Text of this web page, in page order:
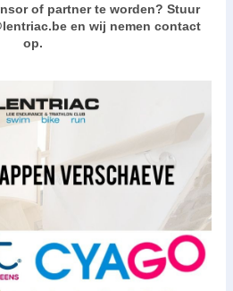
of partner te worden? Stuur
en wij nemen contact
op.